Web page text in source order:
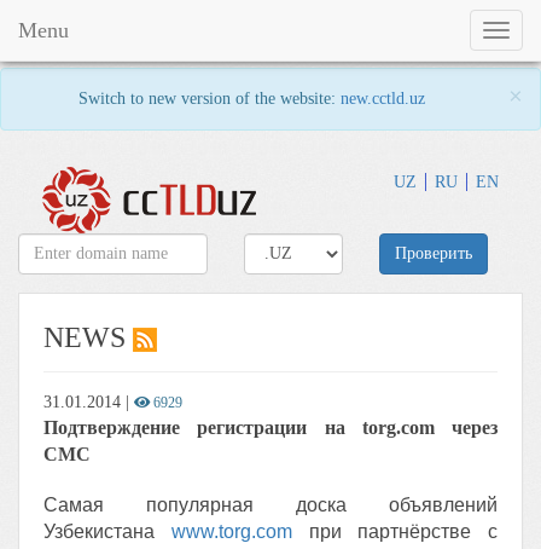
Switch to new version of the website: new.cctld.uz ×
UZ RU EN
Toggle
Menu
Проверить
NEWS
31.01.2014 6929
Подтверждение регистрации на torg.com через
СМС
Самая популярная доска объявлений
Узбекистана www.torg.comпри партнёрстве с